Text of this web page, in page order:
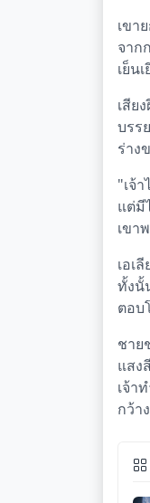
เขา
จาก
เย็น
เสีย
บรร
ร่าง
"เจ้
แต่มี
เขา
เอเ
ทั้งนั้
ตอบ
ชาย
แสง
เจ้า
กว้า